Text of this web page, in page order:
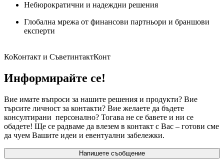
Небюрократични и надеждни решения
Глобална мрежа от финансови партньори и браншови
експерти
КоКонтакт и СъветинтактКонт
Информирайте се!
Вие имате въпроси за нашите решения и продукти? Вие
търсите личност за контакти? Вие желаете да бъдете
консултирани персонално? Тогава не се бавете и ни се
обадете! Ще се радваме да влезем в контакт с Вас – готови сме
да чуем Вашите идеи и евентуални забележки.
Напишете съобщение